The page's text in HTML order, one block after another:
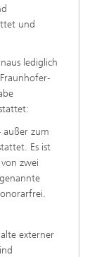
und
lediglich
außer zum
Es ist
zwei
externer